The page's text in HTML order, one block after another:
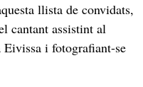
llista de convidats,
cantant assistint al
i fotografiant-se